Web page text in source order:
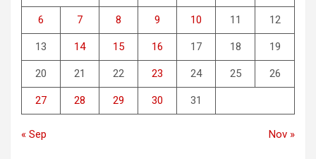
6 7 8 9 10 11 12
13 14 15 16 17 18 19
20 21 22 23 24 25 26
27 28 29 30 31
« Sep Nov »